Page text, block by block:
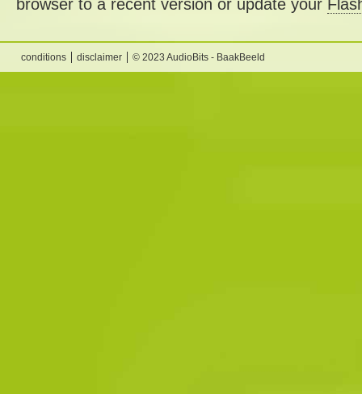
browser to a recent version or update your
conditions disclaimer © 2023 AudioBits - BaakBeeld